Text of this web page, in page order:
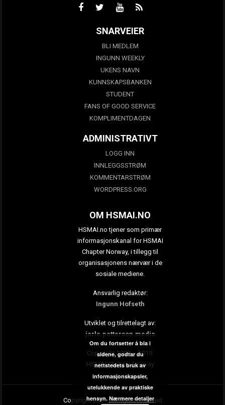
SNARVEIER
BLI MEDLEM
INGUNN WEEKLY
UKENS NAVN
KUNNSKAPSBANKEN
STUDENT
FANS OF GOOD SERVICE
KOMPLIMENTDAGEN
ADMINISTRATIVT
LOGG INN
INNLEGGSSTRØM
KOMMENTARSTRØM
WORDPRESS.ORG
OM HSMAI.NO
HSMAI.no tjener som primær
informasjonskanal for HSMAI
Chapter Norway, i tillegg til
organisasjonens nærvær i de
sosiale mediene.
Ansvarlig redaktør:
Ingunn Hofseth
Utviklet og tilrettelagt av:
jarle.petterson.media
Copyright 2009 – 2019:
HSMAI Chapter Norway
Copyright 2019. All rights reserved
Om du fortsetter å bla i
sidene, godtar du
nettstedets bruk av
informasjonskapsler,
utelukkende av praktiske
hensyn. Nærmere detaljer